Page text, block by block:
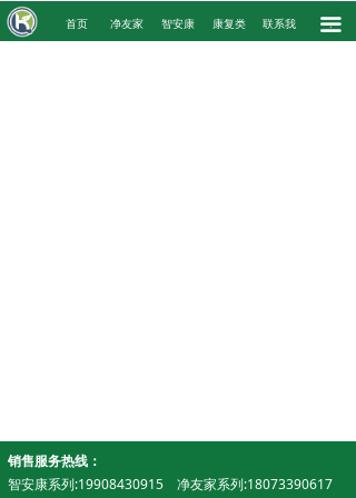
끀
. 首页 净友家 智安康 康复类 联系我 .
销售服务热线：
智安康系列:19908430915 净友家系列:18073390617